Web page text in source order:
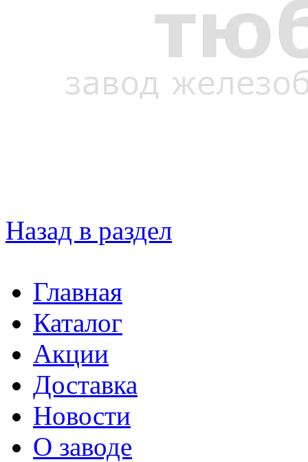
Назад в раздел
Главная
Каталог
Акции
Доставка
Новости
О заводе